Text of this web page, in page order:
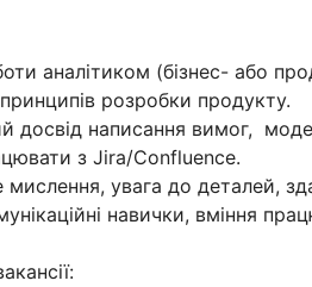
аналітиком (бізнес- або
розробки продукту.
досвід написання вимог,
з Jira/Confluence.
мислення, увага до деталей,
навички, вміння